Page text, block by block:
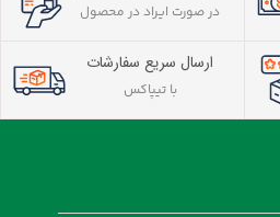
در صورت ایراد در محصول
ارسال سریع سفارشات
با تیپاکس